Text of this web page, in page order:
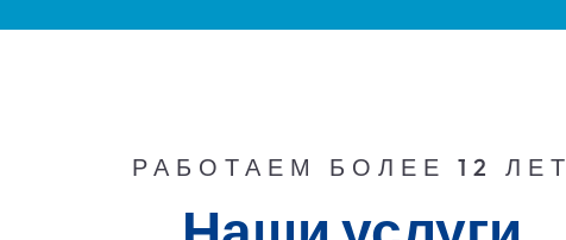
РАБОТАЕМ БОЛЕЕ 12 ЛЕТ